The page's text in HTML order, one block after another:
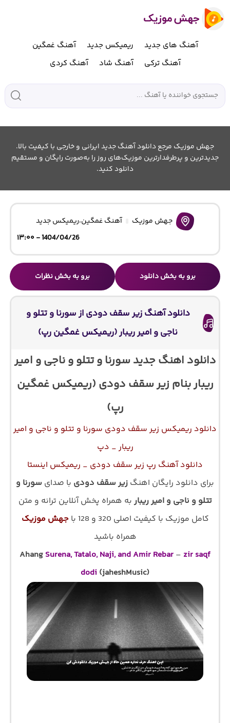
آهنگ های جدید ریمیکس جدید
آهنگ غمگین
آهنگ ترکی
آهنگ شاد آهنگ کردی
جهش موزیک مرجع دانلود آهنگ جدید ایرانی و خارجی با کیفیت بالا.
جدیدترین و پرطرفدارترین موزیک‌های روز را به‌صورت رایگان و مستقیم
دانلود کنید.
جهش موزیک آهنگ غمگین،ریمیکس جدید
1404/04/26 - ۱۳:۰۰
برو به بخش دانلود برو به بخش نظرات
دانلود آهنگ زیر سقف دودی از سورنا و تتلو و
ناجی و امیر ریبار (ریمیکس غمگین رپ)
دانلود اهنگ جدید سورنا و تتلو و ناجی و امیر
ریبار بنام زیر سقف دودی (ریمیکس غمگین
رپ)
دانلود ریمیکس زیر سقف دودی سورنا و تتلو و ناجی و امیر
ریبار _ دپ
دانلود آهنگ رپ زیر سقف دودی _ ریمیکس اینستا
برای دانلود رایگان اهنگ زیر سقف دودی با صدای سورنا و
تتلو و ناجی و امیر ریبار به همراه پخش آنلاین ترانه و متن
کامل موزیک با کیفیت اصلی 320 و 128 با
جهش موزیک
همراه باشید
Ahang Surena, Tatalo, Naji, and Amir Rebar – zir saqf
dodi (jaheshMusic)